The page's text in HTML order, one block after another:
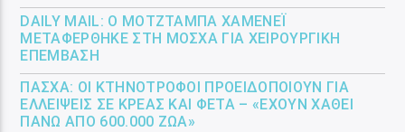
DAILY MAIL: Ο ΜΟΤΖΤΆΜΠΑ ΧΑΜΕΝΕΪ́
ΜΕΤΑΦΈΡΘΗΚΕ ΣΤΗ ΜΌΣΧΑ ΓΙΑ ΧΕΙΡΟΥΡΓΙΚΉ
ΕΠΈΜΒΑΣΗ
ΠΆΣΧΑ: ΟΙ ΚΤΗΝΟΤΡΌΦΟΙ ΠΡΟΕΙΔΟΠΟΙΟΎΝ ΓΙΑ
ΕΛΛΕΊΨΕΙΣ ΣΕ ΚΡΈΑΣ ΚΑΙ ΦΈΤΑ – «ΈΧΟΥΝ ΧΑΘΕΊ
ΠΆΝΩ ΑΠΌ 600.000 ΖΏΑ»